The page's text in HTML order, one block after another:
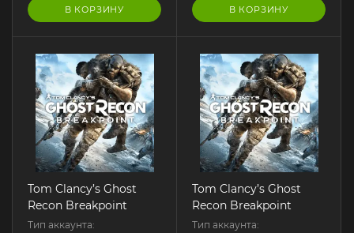
В КОРЗИНУ В КОРЗИНУ
Tom Clancy’s Ghost
Recon Breakpoint
Тип аккаунта:
Tom Clancy’s Ghost
Recon Breakpoint
Тип аккаунта: